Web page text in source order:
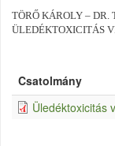
TÖRŐ KÁROLY – DR.
ÜLEDÉKTOXICITÁS
Csatolmány
Üledéktoxicitás